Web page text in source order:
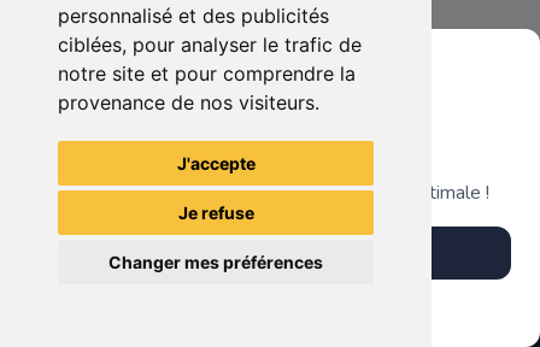
personnalisé et des publicités
ciblées, pour analyser le trafic de
notre site et pour comprendre la
provenance de nos visiteurs.
J'accepte
Je refuse
Changer mes préférences
Ce membre n'a pas encore d'article en vente.
Grenier du Geek
Télécharge notre app pour une expérience optimale !
Télécharger l'app